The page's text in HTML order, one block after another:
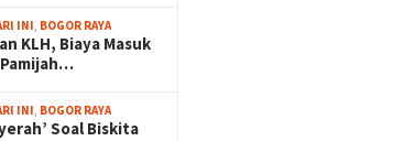
INI, BOGOR RAYA
KLH, Biaya Masuk
Pamijah…
INI, BOGOR RAYA
Soal Biskita